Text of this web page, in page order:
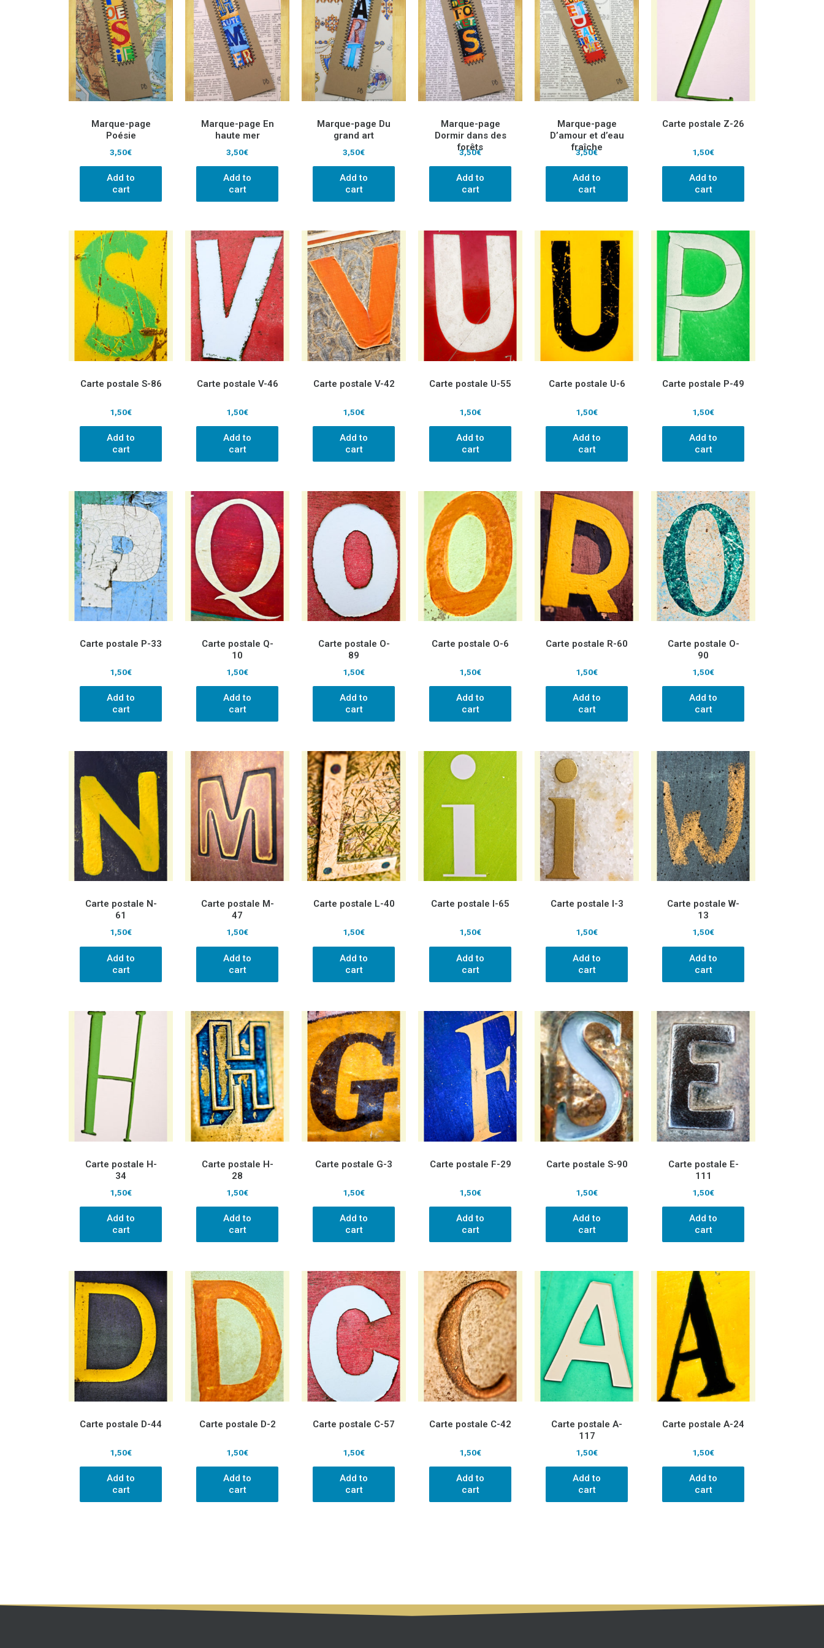
Marque-page
Poésie
3,50€
Add to
cart
Marque-page En
haute mer
3,50€
Add to
cart
Marque-page Du
grand art
3,50€
Add to
cart
Marque-page
Dormir dans des
forêts
3,50€
Add to
cart
Marque-page
D’amour et d’eau
fraîche
3,50€
Add to
cart
Carte postale Z-26
1,50€
Add to
cart
Carte postale S-86
1,50€
Add to
cart
Carte postale V-46
1,50€
Add to
cart
Carte postale V-42
1,50€
Add to
cart
Carte postale U-55
1,50€
Add to
cart
Carte postale U-6
1,50€
Add to
cart
Carte postale P-49
1,50€
Add to
cart
Carte postale P-33
1,50€
Add to
cart
Carte postale Q-
10
1,50€
Add to
cart
Carte postale O-
89
1,50€
Add to
cart
Carte postale O-6
1,50€
Add to
cart
Carte postale R-60
1,50€
Add to
cart
Carte postale O-
90
1,50€
Add to
cart
Carte postale N-
61
1,50€
Add to
cart
Carte postale M-
47
1,50€
Add to
cart
Carte postale L-40
1,50€
Add to
cart
Carte postale I-65
1,50€
Add to
cart
Carte postale I-3
1,50€
Add to
cart
Carte postale W-
13
1,50€
Add to
cart
Carte postale H-
34
1,50€
Add to
cart
Carte postale H-
28
1,50€
Add to
cart
Carte postale G-3
1,50€
Add to
cart
Carte postale F-29
1,50€
Add to
cart
Carte postale S-90
1,50€
Add to
cart
Carte postale E-
111
1,50€
Add to
cart
Carte postale D-44
1,50€
Add to
cart
Carte postale D-2
1,50€
Add to
cart
Carte postale C-57
1,50€
Add to
cart
Carte postale C-42
1,50€
Add to
cart
Carte postale A-
117
1,50€
Add to
cart
Carte postale A-24
1,50€
Add to
cart